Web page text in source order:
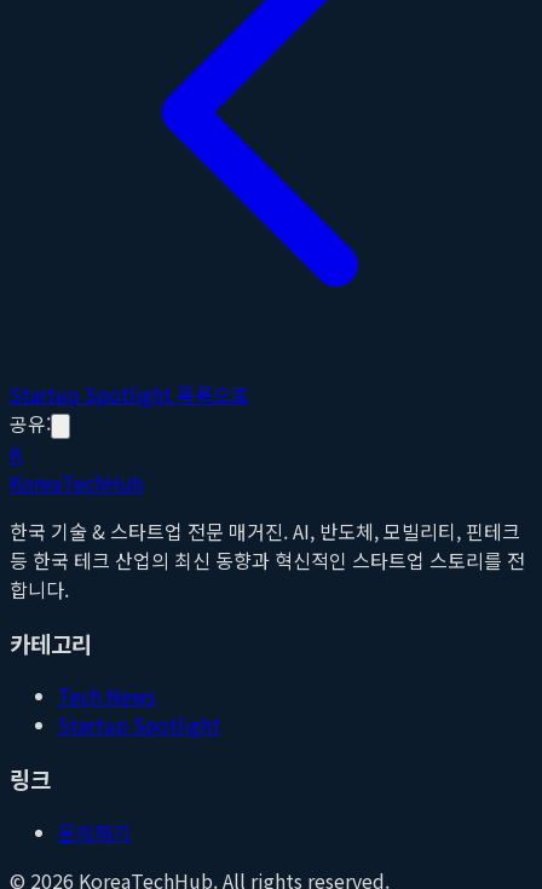
Startup Spotlight 목록으로
공유:
K
KoreaTechHub
한국 기술 & 스타트업 전문 매거진. AI, 반도체, 모빌리티, 핀테크
등 한국 테크 산업의 최신 동향과 혁신적인 스타트업 스토리를 전
합니다.
카테고리
Tech News
Startup Spotlight
링크
문의하기
© 2026 KoreaTechHub. All rights reserved.